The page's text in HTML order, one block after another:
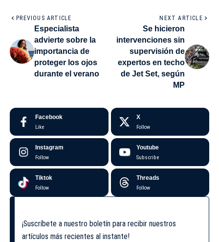
PREVIOUS ARTICLE
Especialista
advierte sobre la
importancia de
proteger los ojos
durante el verano
NEXT ARTICLE
Se hicieron
intervenciones sin
supervisión de
expertos en techo
de Jet Set, según
MP
Facebook
Like
X
Follow
Instagram
Follow
Youtube
Subscribe
Tiktok
Follow
Threads
Follow
¡Suscríbete a nuestro boletín para recibir nuestros
artículos más recientes al instante!